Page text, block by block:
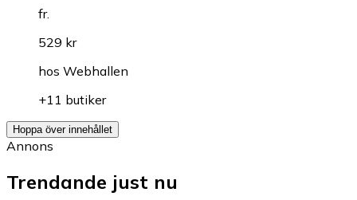
fr.
529 kr
hos Webhallen
+11 butiker
Hoppa över innehållet
Annons
Trendande just nu